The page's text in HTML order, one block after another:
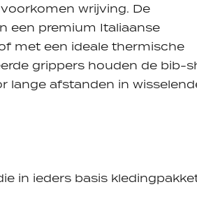
wrijving. De
een premium Italiaanse
met een ideale thermische
grippers houden de bib-
lange afstanden in
in ieders basis